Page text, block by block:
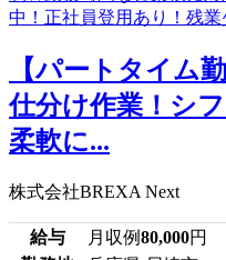
【パートタイム
仕分け作業！シ
柔軟に...
株式会社BREXA Next
給与 月収例80,000円